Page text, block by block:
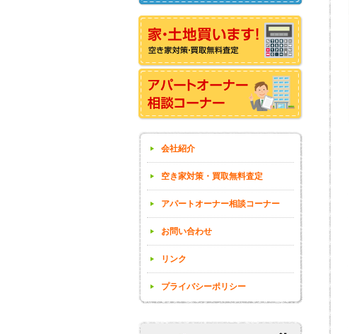
会社紹介
空き家対策・買取無料査定
アパートオーナー相談コーナー
お問い合わせ
リンク
プライバシーポリシー